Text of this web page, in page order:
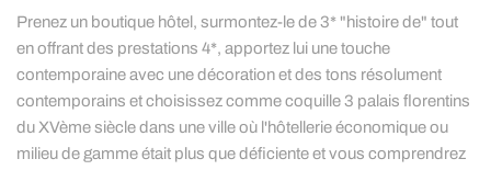
Prenez un boutique hôtel, surmontez-le de 3* "histoire de" tout
en offrant des prestations 4*, apportez lui une touche
contemporaine avec une décoration et des tons résolument
contemporains et choisissez comme coquille 3 palais florentins
du XVème siècle dans une ville où l'hôtellerie économique ou
milieu de gamme était plus que déficiente et vous comprendrez